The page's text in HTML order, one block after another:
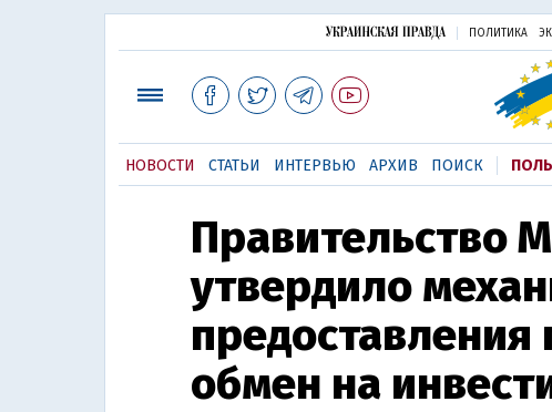
ПОЛИТИКА
НОВОСТИ СТАТЬИ ИНТЕРВЬЮ АРХИВ ПОИСК
Правительство
утвердило
предоставления
обмен на